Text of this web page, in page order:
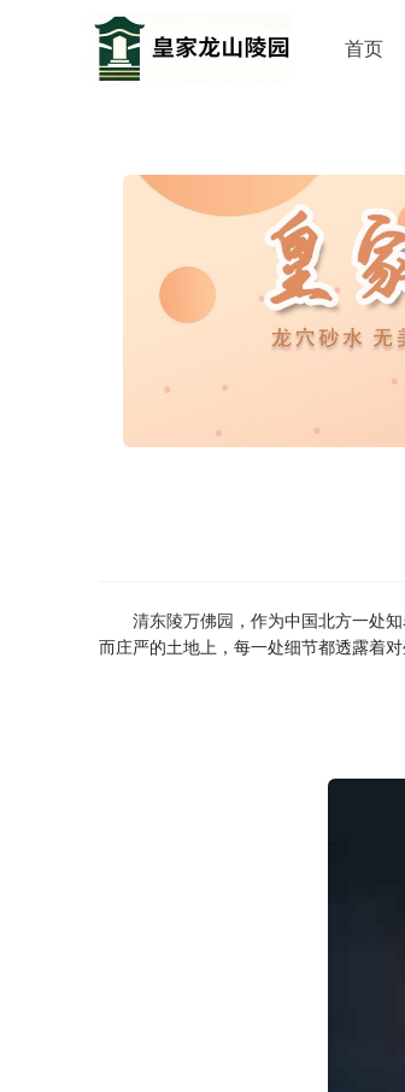
首页
清东陵万佛园 ，作为中国北方一处
而庄严的土地上，每一处细节都透露着